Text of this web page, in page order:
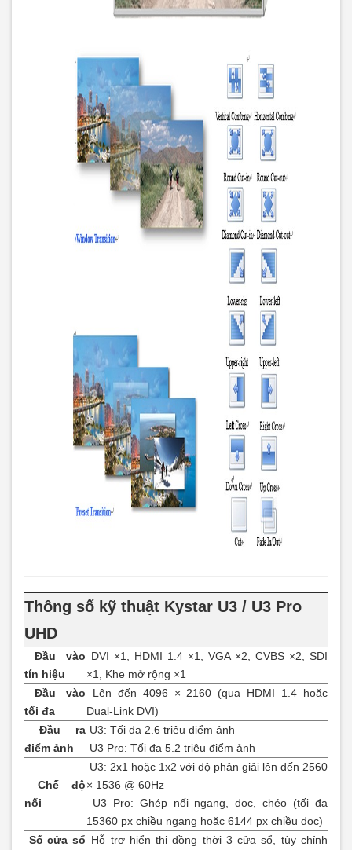
Thông số kỹ thuật Kystar U3 / U3 Pro
UHD
Đầu vào
tín hiệu
DVI ×1, HDMI 1.4 ×1, VGA ×2, CVBS ×2, SDI
×1, Khe mở rộng ×1
Đầu vào
tối đa
Lên đến 4096 × 2160 (qua HDMI 1.4 hoặc
Dual-Link DVI)
Đầu ra
điểm ảnh
U3: Tối đa 2.6 triệu điểm ảnh
U3 Pro: Tối đa 5.2 triệu điểm ảnh
Chế độ
nối
U3: 2x1 hoặc 1x2 với độ phân giải lên đến 2560
× 1536 @ 60Hz
U3 Pro: Ghép nối ngang, dọc, chéo (tối đa
15360 px chiều ngang hoặc 6144 px chiều dọc)
Số cửa sổ Hỗ trợ hiển thị đồng thời 3 cửa sổ, tùy chỉnh